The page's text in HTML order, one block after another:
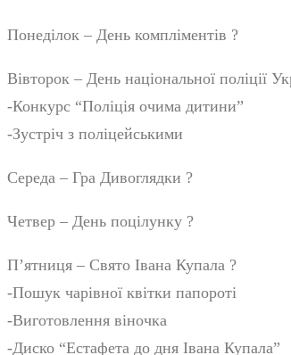
Понеділок – День компліментів ?
Вівторок – День національної поліції
-Конкурс “Поліція очима дитини”
-Зустріч з поліцейськими
Середа – Гра Дивоглядки ?
Четвер – День поцілунку ?
Пʼятниця – Свято Івана Купала ?
-Пошук чарівної квітки папороті
-Виготовлення віночка
-Диско “Естафета до дня Івана Купала”